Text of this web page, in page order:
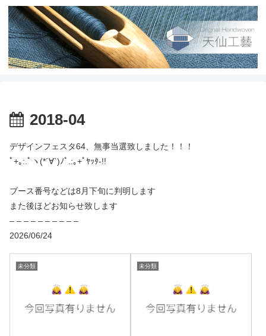
2018-04
デザインフェスタ64、無事当選致しました！！！
ﾟ+｡:.ﾟヽ(*´∀`)ﾉﾟ.:｡+ﾟﾔｯﾀ-!!
ブース番号などは8月下旬に判明します
また後ほどお知らせ致します
– – – – – – – – – –
2026/06/24
未分類 未分類